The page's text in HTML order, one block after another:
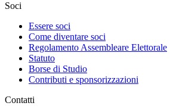
Soci
Essere soci
Come diventare soci
Regolamento Assembleare Elettorale
Statuto
Borse di Studio
Contributi e sponsorizzazioni
Contatti